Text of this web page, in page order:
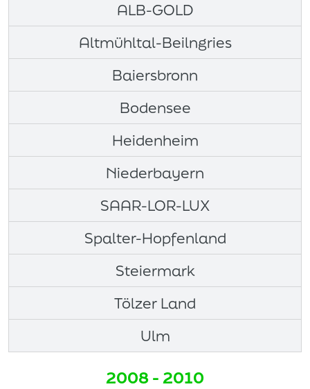
ALB-GOLD
Altmühltal-Beilngries
Baiersbronn
Bodensee
Heidenheim
Niederbayern
SAAR-LOR-LUX
Spalter-Hopfenland
Steiermark
Tölzer Land
Ulm
2008 - 2010